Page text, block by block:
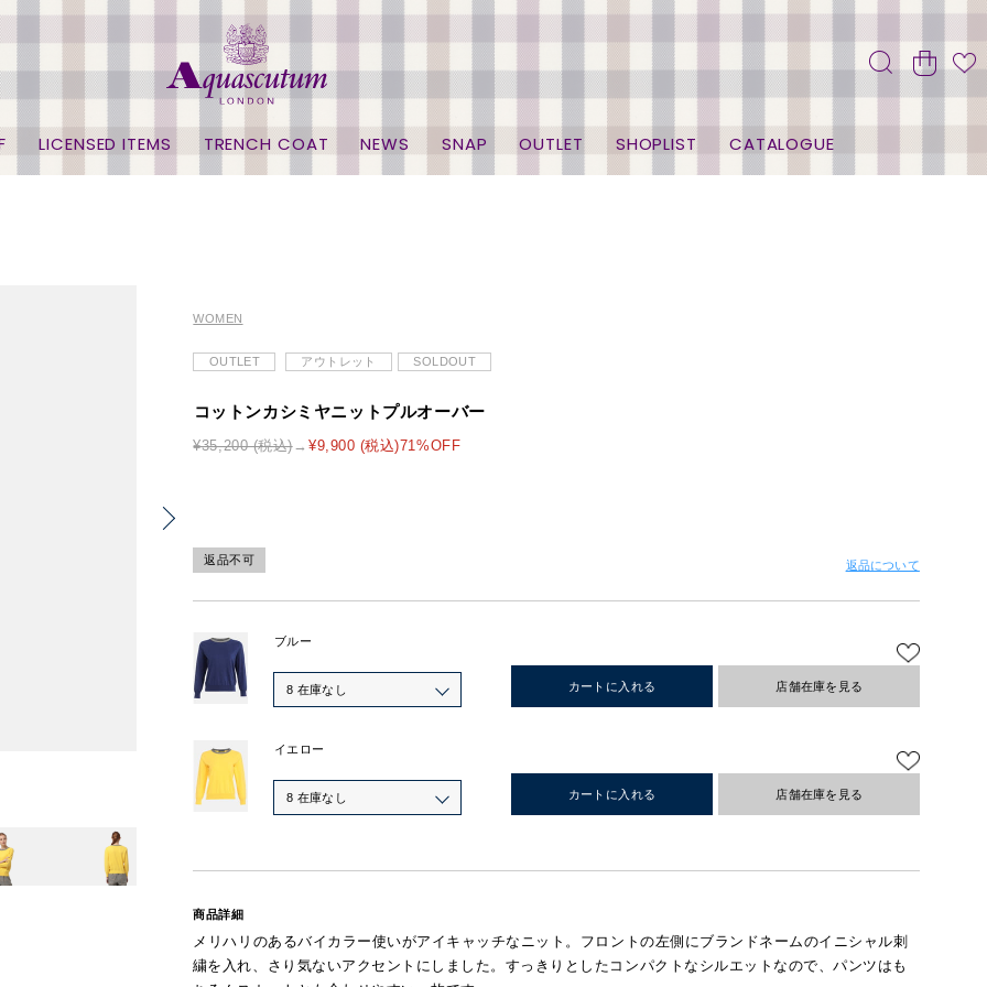
LICENSED ITEMS TRENCH COAT NEWS SNAP OUTLET SHOPLIST CATALOGUE
WOMEN
OUTLET アウトレット SOLDOUT
コットンカシミヤニットプルオーバー
¥35,200 (税込) ¥9,900 (税込)71%OFF
返品不可 返品について
ブルー
8 在庫なし カートに入れる 店舗在庫を見る
イエロー
8 在庫なし カートに入れる 店舗在庫を見る
商品詳細
メリハリのあるバイカラー使いがアイキャッチなニット。フロントの左側にブランドネームのイニシャル刺
繍を入れ、さり気ないアクセントにしました。すっきりとしたコンパクトなシルエットなので、パンツはも